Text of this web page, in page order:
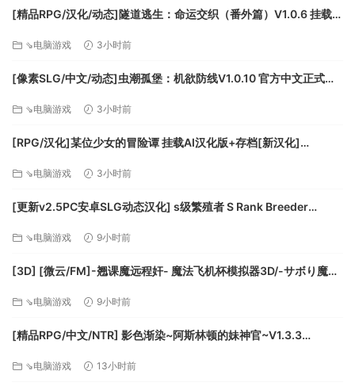
[精品RPG/汉化/动态]隧道逃生：命运交织（番外篇）V1.0.6 挂载AI
⇘电脑游戏 3小时前
[像素SLG/中文/动态]虫潮孤堡：机欲防线V1.0.10 官方中文正式步
⇘电脑游戏 3小时前
[RPG/汉化]某位少女的冒险谭 挂载AI汉化版+存档[新汉化]
⇘电脑游戏 3小时前
[更新v2.5PC安卓SLG动态汉化] s级繁殖者 S Rank Breeder
⇘电脑游戏 9小时前
[3D] [微云/FM]-翘课魔远程奸- 魔法飞机杯模拟器3D/-サボり魔遠
⇘电脑游戏 9小时前
[精品RPG/中文/NTR] 影色渐染~阿斯林顿的妹神官~V1.3.3
[FM/7.5G/百度]
⇘电脑游戏 13小时前